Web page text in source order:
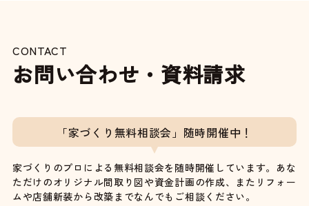
CONTACT
お問い合わせ・資料請求
「家づくり無料相談会」随時開催中！
家づくりのプロによる無料相談会を随時開催しています。あな
ただけのオリジナル間取り図や資金計画の作成、またリフォー
ムや店舗新装から改築までなんでもご相談ください。